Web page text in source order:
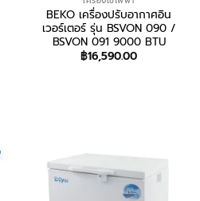
BEKO เครื่องปรับอากาศอิน
เวอร์เตอร์ รุ่น BSVON 090 /
BSVON 091 9000 BTU
฿16,590.00